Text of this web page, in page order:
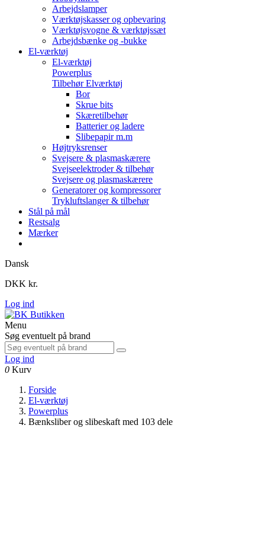
Arbejdslamper
Værktøjskasser og opbevaring
Værktøjsvogne & værktøjssæt
Arbejdsbænke og -bukke
El-værktøj
El-værktøj
Powerplus
Tilbehør Elværktøj
Bor
Skrue bits
Skæretilbehør
Batterier og ladere
Slibepapir m.m
Højtryksrenser
Svejsere & plasmaskærere
Svejseelektroder & tilbehør
Svejsere og plasmaskærere
Generatorer og kompressorer
Trykluftslanger & tilbehør
Stål på mål
Restsalg
Mærker
Dansk
DKK kr.
Log ind
Menu
Søg eventuelt på brand
Log ind
0 Kurv
Forside
El-værktøj
Powerplus
Bænksliber og slibeskaft med 103 dele